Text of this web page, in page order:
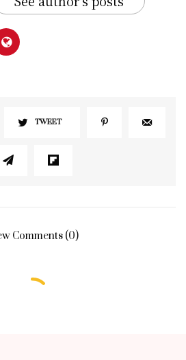
TWEET
Comments (0)